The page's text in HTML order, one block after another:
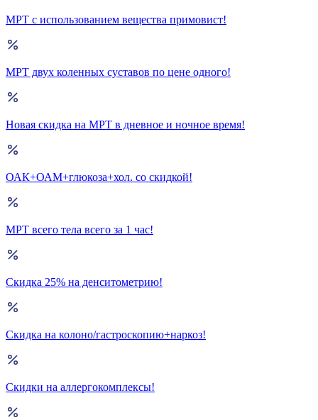
МРТ с использованием вещества примовист!
МРТ двух коленных суставов по цене одного!
Новая скидка на МРТ в дневное и ночное время!
ОАК+ОАМ+глюкоза+хол. со скидкой!
МРТ всего тела всего за 1 час!
Скидка 25% на денситометрию!
Скидка на колоно/гастроскопию+наркоз!
Скидки на аллергокомплексы!